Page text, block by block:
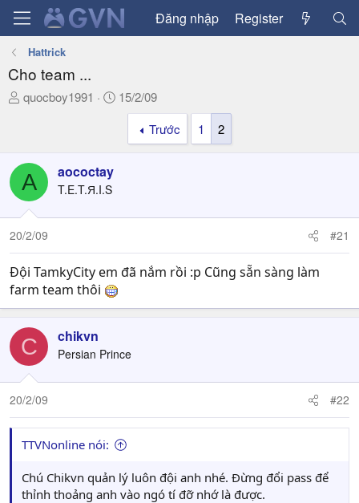
Đăng nhập Register
Hattrick
Cho team ...
T
a
d
s
t
a
t
e
r
quocboy1991
N
15/2/09
Trước
1 2
A aococtay
T.E.T.Я.I.S
20/2/09 #21
Đội TamkyCity em đã nắm rồi :p Cũng sẵn sàng làm
farm team thôi
C chikvn
Persian Prince
20/2/09 #22
TTVNonline nói:
Chú Chikvn quản lý luôn đội anh nhé. Đừng đổi pass để
thỉnh thoảng anh vào ngó tí đỡ nhớ là được.